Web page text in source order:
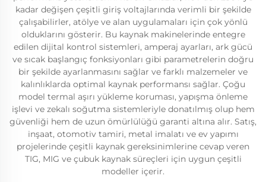
kadar değişen çeşitli giriş voltajlarında verimli bir şekilde
çalışabilirler, atölye ve alan uygulamaları için çok yönlü
olduklarını gösterir. Bu kaynak makinelerinde entegre
edilen dijital kontrol sistemleri, amperaj ayarları, ark gücü
ve sıcak başlangıç fonksiyonları gibi parametrelerin doğru
bir şekilde ayarlanmasını sağlar ve farklı malzemeler ve
kalınlıklarda optimal kaynak performansı sağlar. Çoğu
model termal aşırı yükleme koruması, yapışma önleme
işlevi ve zekalı soğutma sistemleriyle donatılmış olup hem
güvenliği hem de uzun ömürlülüğü garanti altına alır. Satış,
inşaat, otomotiv tamiri, metal imalatı ve ev yapımı
projelerinde çeşitli kaynak gereksinimlerine cevap veren
TIG, MIG ve çubuk kaynak süreçleri için uygun çeşitli
modeller içerir.